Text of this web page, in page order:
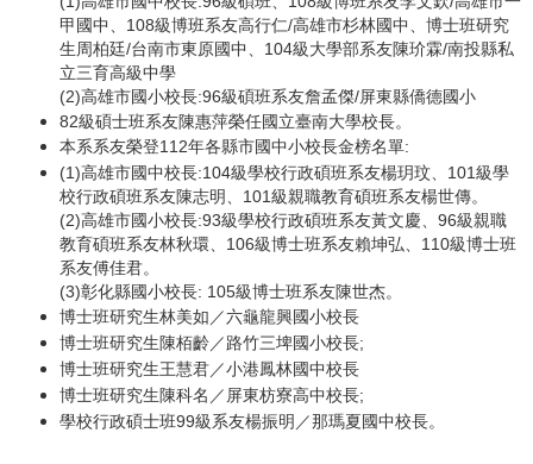
甲國中、108級博班系友高行仁/高雄市杉林國中、博士班研究
生周柏廷/台南市東原國中、104級大學部系友陳玠霖/南投縣私
立三育高級中學
(2)高雄市國小校長:96級碩班系友詹孟傑/屏東縣僑德國小
82級碩士班系友陳惠萍榮任國立臺南大學校長。
本系系友榮登112年各縣市國中小校長金榜名單:
(1)高雄市國中校長:104級學校行政碩班系友楊玥玟、101級學
校行政碩班系友陳志明、101級親職教育碩班系友楊世傳。
(2)高雄市國小校長:93級學校行政碩班系友黃文慶、96級親職
教育碩班系友林秋環、106級博士班系友賴坤弘、110級博士班
系友傅佳君。
(3)彰化縣國小校長: 105級博士班系友陳世杰。
博士班研究生林美如／六龜龍興國小校長
博士班研究生陳栢齡／路竹三埤國小校長;
博士班研究生王慧君／小港鳳林國中校長
博士班研究生陳科名／屏東枋寮高中校長;
學校行政碩士班99級系友楊振明／那瑪夏國中校長。